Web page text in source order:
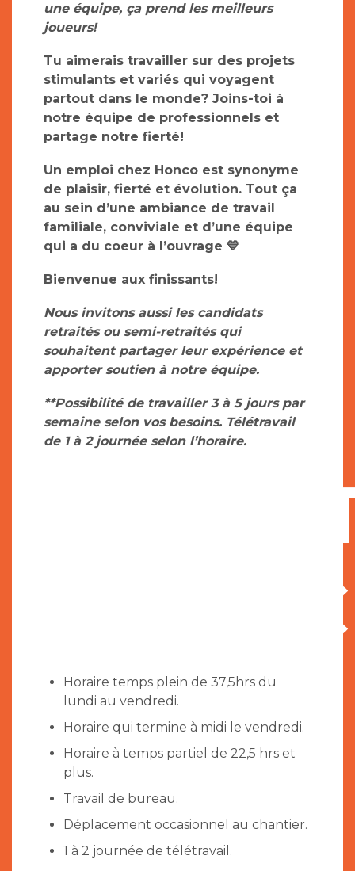
une équipe, ça prend les meilleurs
joueurs!
Tu aimerais travailler sur des projets
stimulants et variés qui voyagent
partout dans le monde? Joins-toi à
notre équipe de professionnels et
partage notre fierté!
Un emploi chez Honco est synonyme
de plaisir, fierté et évolution. Tout ça
au sein d’une ambiance de travail
familiale, conviviale et d’une équipe
qui a du coeur à l’ouvrage 💙
Bienvenue aux finissants!
Nous invitons aussi les candidats
retraités ou semi-retraités qui
souhaitent partager leur expérience et
apporter soutien à notre équipe.
**Possibilité de travailler 3 à 5 jours par
semaine selon vos besoins. Télétravail
de 1 à 2 journée selon l’horaire.
Horaire temps plein de 37,5hrs du
lundi au vendredi.
Horaire qui termine à midi le vendredi.
Horaire à temps partiel de 22,5 hrs et
plus.
Travail de bureau.
Déplacement occasionnel au chantier.
1 à 2 journée de télétravail.